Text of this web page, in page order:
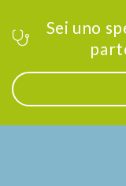
Sei uno